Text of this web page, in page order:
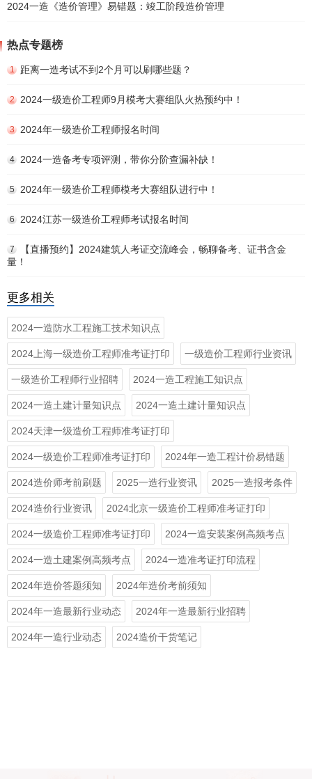
2024一造《造价管理》易错题：竣工阶段造价管理
热点专题榜
1 距离一造考试不到2个月可以刷哪些题？
2 2024一级造价工程师9月模考大赛组队火热预约中！
3 2024年一级造价工程师报名时间
4 2024一造备考专项评测，带你分阶查漏补缺！
5 2024年一级造价工程师模考大赛组队进行中！
6 2024江苏一级造价工程师考试报名时间
7
【直播预约】2024建筑人考证交流峰会，畅聊备考、证书含金
量！
更多相关
2024一造防水工程施工技术知识点
2024上海一级造价工程师准考证打印 一级造价工程师行业资讯
一级造价工程师行业招聘 2024一造工程施工知识点
2024一造土建计量知识点 2024一造土建计量知识点
2024天津一级造价工程师准考证打印
2024一级造价工程师准考证打印 2024年一造工程计价易错题
2024造价师考前刷题 2025一造行业资讯 2025一造报考条件
2024造价行业资讯 2024北京一级造价工程师准考证打印
2024一级造价工程师准考证打印 2024一造安装案例高频考点
2024一造土建案例高频考点 2024一造准考证打印流程
2024年造价答题须知 2024年造价考前须知
2024年一造最新行业动态 2024年一造最新行业招聘
2024年一造行业动态 2024造价干货笔记